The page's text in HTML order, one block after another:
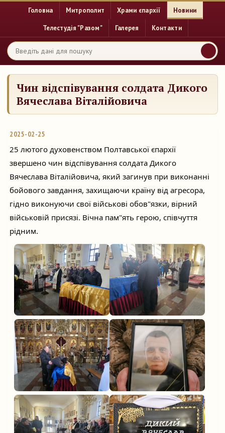
Головна Митрополит Храми єпархії Новини
Телестудія "Разом" Галерея Контакти
Чин відспівування солдата Дикого
Вячеслава Віталійовича
2025-02-25
25 лютого духовенством Полтавської єпархії
звершено чин відспівування солдата Дикого
Вячеслава Віталійовича, який загинув при виконанні
бойового завдання, захищаючи країну від агресора,
гідно виконуючи свої військові обов"язки, вірний
військовій присязі. Вічна пам"ять герою, співчуття
рідним.